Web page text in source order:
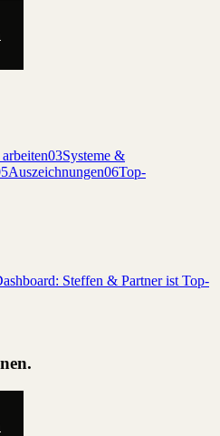
03Systeme &
Auszeichnungen06Top-
Steffen & Partner ist Top-